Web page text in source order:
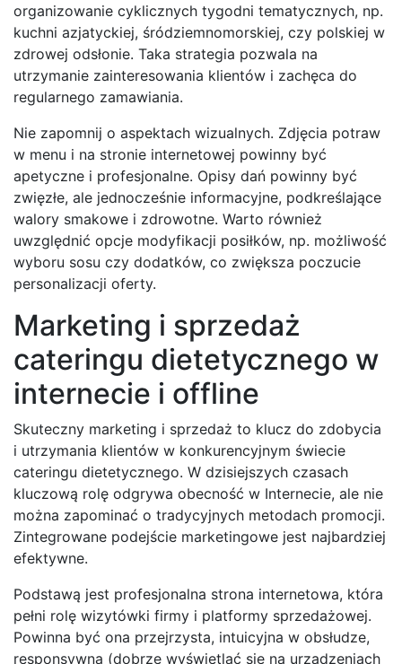
organizowanie cyklicznych tygodni tematycznych, np.
kuchni azjatyckiej, śródziemnomorskiej, czy polskiej w
zdrowej odsłonie. Taka strategia pozwala na
utrzymanie zainteresowania klientów i zachęca do
regularnego zamawiania.
Nie zapomnij o aspektach wizualnych. Zdjęcia potraw
w menu i na stronie internetowej powinny być
apetyczne i profesjonalne. Opisy dań powinny być
zwięzłe, ale jednocześnie informacyjne, podkreślające
walory smakowe i zdrowotne. Warto również
uwzględnić opcje modyfikacji posiłków, np. możliwość
wyboru sosu czy dodatków, co zwiększa poczucie
personalizacji oferty.
Marketing i sprzedaż
cateringu dietetycznego w
internecie i offline
Skuteczny marketing i sprzedaż to klucz do zdobycia
i utrzymania klientów w konkurencyjnym świecie
cateringu dietetycznego. W dzisiejszych czasach
kluczową rolę odgrywa obecność w Internecie, ale nie
można zapominać o tradycyjnych metodach promocji.
Zintegrowane podejście marketingowe jest najbardziej
efektywne.
Podstawą jest profesjonalna strona internetowa, która
pełni rolę wizytówki firmy i platformy sprzedażowej.
Powinna być ona przejrzysta, intuicyjna w obsłudze,
responsywna (dobrze wyświetlać się na urządzeniach